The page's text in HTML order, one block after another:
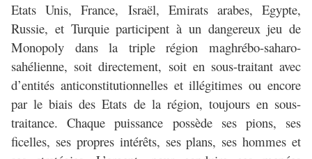
Etats Unis, France, Israël, Emirats arabes, Egypte,
Russie, et Turquie participent à un dangereux jeu de
Monopoly dans la triple région maghrébo-saharo-
sahélienne, soit directement, soit en sous-traitant avec
d’entités anticonstitutionnelles et illégitimes ou encore
par le biais des Etats de la région, toujours en sous-
traitance. Chaque puissance possède ses pions, ses
ficelles, ses propres intérêts, ses plans, ses hommes et